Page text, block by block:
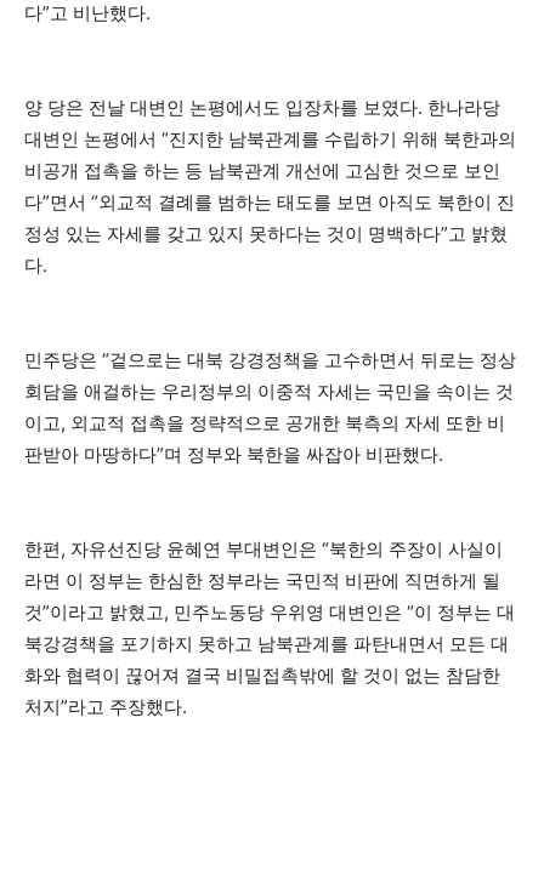
다”고 비난했다.
양 당은 전날 대변인 논평에서도 입장차를 보였다. 한나라당
대변인 논평에서 “진지한 남북관계를 수립하기 위해 북한과의
비공개 접촉을 하는 등 남북관계 개선에 고심한 것으로 보인
다”면서 “외교적 결례를 범하는 태도를 보면 아직도 북한이 진
정성 있는 자세를 갖고 있지 못하다는 것이 명백하다”고 밝혔
다.
민주당은 “겉으로는 대북 강경정책을 고수하면서 뒤로는 정상
회담을 애걸하는 우리정부의 이중적 자세는 국민을 속이는 것
이고, 외교적 접촉을 정략적으로 공개한 북측의 자세 또한 비
판받아 마땅하다”며 정부와 북한을 싸잡아 비판했다.
한편, 자유선진당 윤혜연 부대변인은 “북한의 주장이 사실이
라면 이 정부는 한심한 정부라는 국민적 비판에 직면하게 될
것”이라고 밝혔고, 민주노동당 우위영 대변인은 “이 정부는 대
북강경책을 포기하지 못하고 남북관계를 파탄내면서 모든 대
화와 협력이 끊어져 결국 비밀접촉밖에 할 것이 없는 참담한
처지”라고 주장했다.